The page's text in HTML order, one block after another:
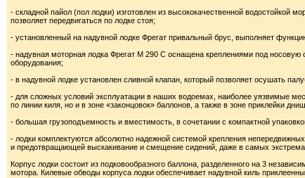
- складной пайол (пол лодки) изготовлен из высококачественной водостойкой
позволяет передвигаться по лодке стоя;
- установленный на надувной лодке Фрегат привальный брус, выполняет
- надувная моторная лодка Фрегат М 290 С оснащена креплениями под носовую
оборудования;
- в надувной лодке установлен сливной клапан, который позволяет осушать
- для сложных условий эксплуатации в наших водоемах, наиболее уязвимые
по линии киля, но и в зоне «законцовок» баллонов, а также в зоне приклейки
- большая грузоподъемность и вместимость, в сочетании с компактной
- лодки комплектуются абсолютно надежной системой крепления
и предотвращающей выскакивание и смещение сидений, даже в самых
Корпус лодки состоит из подковообразного баллона, разделенного на 3
мотора. Килевые обводы корпуса лодки обеспечивает надувной киль